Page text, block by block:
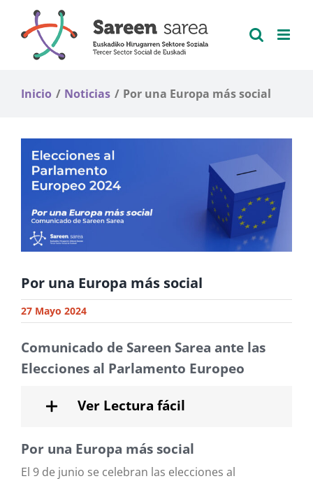
contenido
Inicio Noticias Por una Europa más social
Por una Europa más social
27 Mayo 2024
Comunicado de Sareen Sarea ante las
Elecciones al Parlamento Europeo
Ver Lectura fácil
Por una Europa más social
El 9 de junio se celebran las elecciones al